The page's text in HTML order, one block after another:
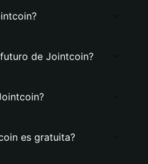
de Jointcoin?
es gratuita?